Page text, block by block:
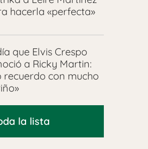
hacerla «perfecta»
que Elvis Crespo
a Ricky Martin:
recuerdo con mucho
la lista